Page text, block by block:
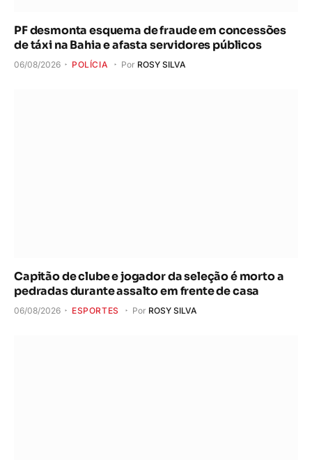
PF desmonta esquema de fraude em concessões
de táxi na Bahia e afasta servidores públicos
06/08/2026 POLÍCIA Por ROSY SILVA
Capitão de clube e jogador da seleção é morto a
pedradas durante assalto em frente de casa
06/08/2026 ESPORTES Por ROSY SILVA